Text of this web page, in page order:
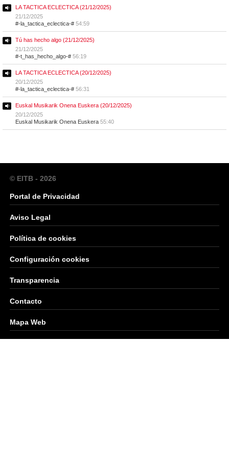
LA TACTICA ECLECTICA (21/12/2025)
21/12/2025
#-la_tactica_eclectica-# 54:59
Tú has hecho algo (21/12/2025)
21/12/2025
#-t_has_hecho_algo-# 56:19
LA TACTICA ECLECTICA (20/12/2025)
20/12/2025
#-la_tactica_eclectica-# 56:31
Euskal Musikarik Onena Euskera (20/12/2025)
20/12/2025
Euskal Musikarik Onena Euskera 55:40
© EITB - 2026
Portal de Privacidad
Aviso Legal
Política de cookies
Configuración cookies
Transparencia
Contacto
Mapa Web